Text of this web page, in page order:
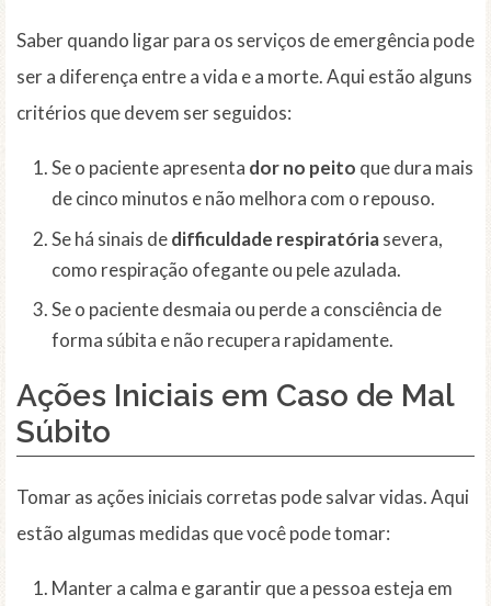
Saber quando ligar para os serviços de emergência pode
ser a diferença entre a vida e a morte. Aqui estão alguns
critérios que devem ser seguidos:
Se o paciente apresenta dor no peito que dura mais
de cinco minutos e não melhora com o repouso.
Se há sinais dedifficuldade respiratóriasevera,
como respiração ofegante ou pele azulada.
Se o paciente desmaia ou perde a consciência de
forma súbita e não recupera rapidamente.
Ações Iniciais em Caso de Mal
Súbito
Tomar as ações iniciais corretas pode salvar vidas. Aqui
estão algumas medidas que você pode tomar:
Manter a calma e garantir que a pessoa esteja em